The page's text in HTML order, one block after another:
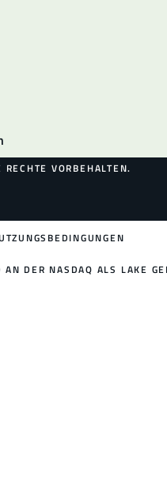
VORBEHALTEN.
DER NASDAQ ALS LAKE